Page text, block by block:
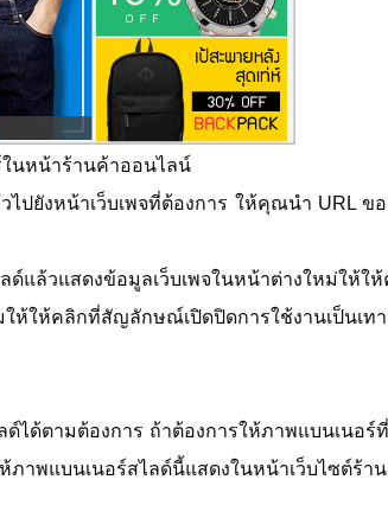
ในหน้าร้านค้าออนไลน์
ปยังหน้าเว็บเพจที่ต้องการ ให้คุณนำ URL ข
แล้วแสดงข้อมูลเว็บเพจในหน้าต่างใหม่ให้ใ
ห้ให้คลิกที่สัญลักษณ์เปิดปิดการใช้งานเป็นเทา
ได้ตามต้องการ ถ้าต้องการให้ภาพแบนเนอร์
าพแบนเนอร์สไลด์นี้แสดงในหน้าเว็บไซต์ร้า